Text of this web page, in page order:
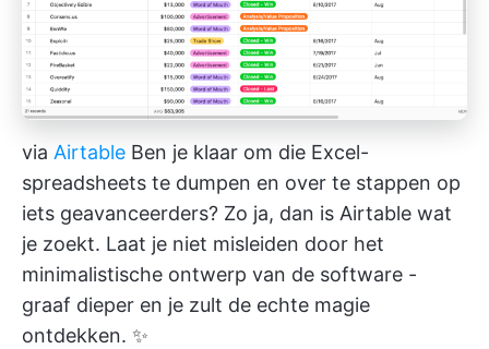
via Airtable Ben je klaar om die Excel-
spreadsheets te dumpen en over te stappen op
iets geavanceerders? Zo ja, dan is Airtable wat
je zoekt. Laat je niet misleiden door het
minimalistische ontwerp van de software -
graaf dieper en je zult de echte magie
ontdekken. ✨